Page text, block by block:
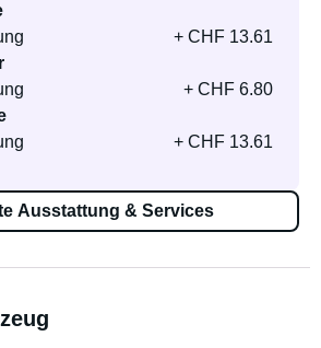
+ CHF 13.61
+ CHF 6.80
+ CHF 13.61
Ausstattung & Services